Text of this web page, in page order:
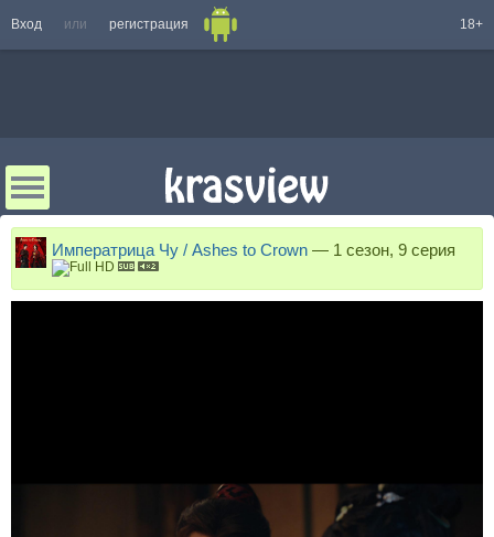
Вход или регистрация 18+
Императрица Чу / Ashes to Crown — 1 сезон, 9 серия